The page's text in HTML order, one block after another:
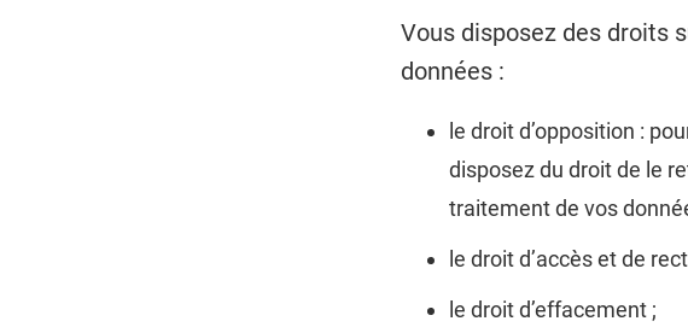
Vous disposez des droits
données :
le droit d’opposition :
disposez du droit de le
traitement de vos
le droit d’accès et de
le droit d’effacement ;